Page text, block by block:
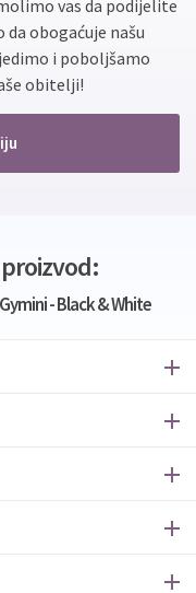
vas da podijelite
da obogaćuje našu
i poboljšamo
obitelji!
- Black & White